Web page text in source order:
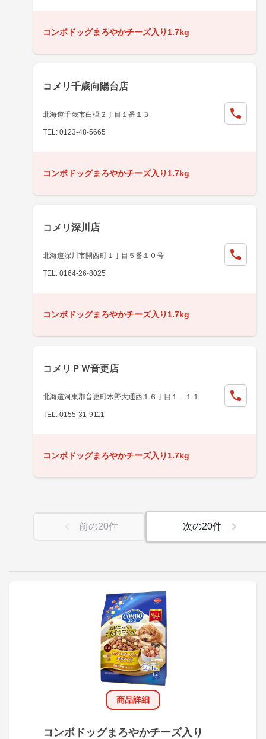
商品詳細
コンボドッグまろやかチーズ入り
コンボドッグまろやかチーズ入り1.7kg
コメリ千歳向陽台店
北海道千歳市白樺２丁目１番１３
TEL: 0123-48-5665
コンボドッグまろやかチーズ入り1.7kg
コメリ深川店
北海道深川市開西町１丁目５番１０号
TEL: 0164-26-8025
コンボドッグまろやかチーズ入り1.7kg
コメリＰＷ音更店
北海道河東郡音更町木野大通西１６丁目１－１１
TEL: 0155-31-9111
コンボドッグまろやかチーズ入り1.7kg
前の20件 次の20件